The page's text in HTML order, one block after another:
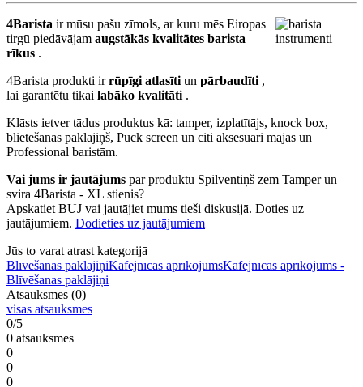
4Barista ir mūsu pašu zīmols, ar kuru mēs Eiropas
tirgū piedāvājam augstākās kvalitātes barista
rīkus .
4Barista produkti irrūpīgi atlasīti un pārbaudīti ,
lai garantētu tikai labāko kvalitāti .
Klāsts ietver tādus produktus kā: tamper, izplatītājs, knock box,
blietēšanas paklājiņš, Puck screen un citi aksesuāri mājas un
Professional baristām.
Vai jums ir jautājums par produktu Spilventiņš zem Tamper un
svira 4Barista - XL stienis?
Apskatiet BUJ vai jautājiet mums tieši diskusijā. Doties uz
jautājumiem. Dodieties uz jautājumiem
Jūs to varat atrast kategorijā
Blīvēšanas paklājiņiKafejnīcas aprīkojumsKafejnīcas aprīkojums -
Blīvēšanas paklājiņi
Atsauksmes (0)
visas atsauksmes
0/5
0 atsauksmes
0
0
0